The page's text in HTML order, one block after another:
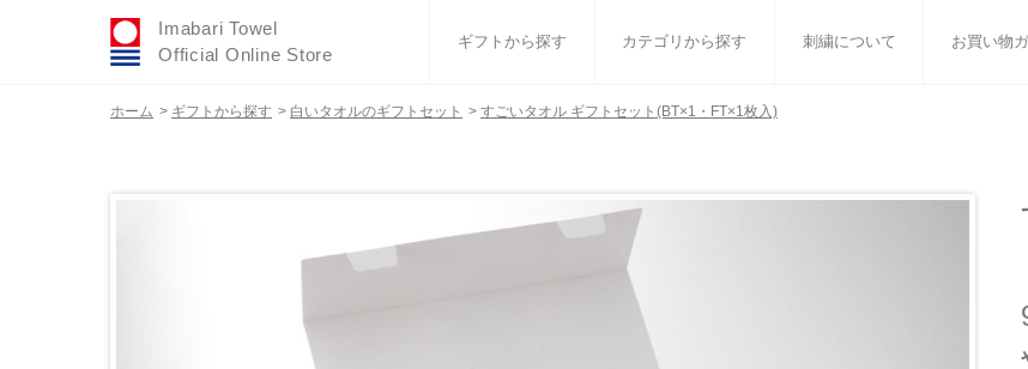
Imabari Towel
Official Online Store
ギフトから探す カテゴリから探す 刺繍について お買い物
小さなお返し・お餞別
ベビーグッズ マフラー
バスグッズ タオル雑貨
ホーム > ギフトから探す > 白いタオルのギフトセット > すごいタオル ギフトセット(BT×1・FT×1枚入)